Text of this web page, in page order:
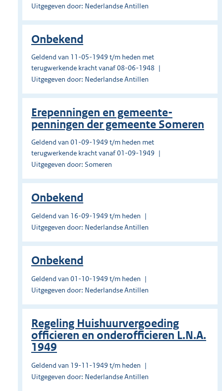
Uitgegeven door: Nederlandse Antillen
Onbekend
Geldend van 11-05-1949 t/m heden met
terugwerkende kracht vanaf 08-06-1948
Uitgegeven door: Nederlandse Antillen
Erepenningen en gemeente-
penningen der gemeente Someren
Geldend van 01-09-1949 t/m heden met
terugwerkende kracht vanaf 01-09-1949
Uitgegeven door: Someren
Onbekend
Geldend van 16-09-1949 t/m heden
Uitgegeven door: Nederlandse Antillen
Onbekend
Geldend van 01-10-1949 t/m heden
Uitgegeven door: Nederlandse Antillen
Regeling Huishuurvergoeding
officieren en onderofficieren L.N.A.
1949
Geldend van 19-11-1949 t/m heden
Uitgegeven door: Nederlandse Antillen